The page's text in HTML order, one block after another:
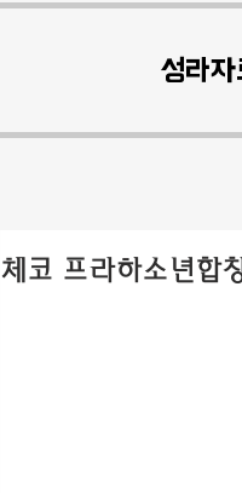
성라
체코 프라하소년합